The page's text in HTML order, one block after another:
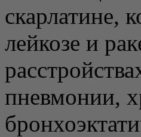
скарлатине,
лейкозе и
пневмонии,